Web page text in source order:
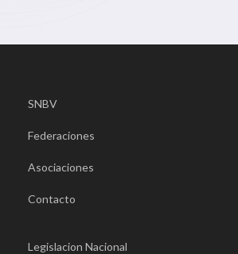
SNBV
Federaciones
Asociaciones
Contacto
Legislacion Nacional